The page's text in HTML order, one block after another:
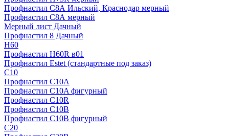
Профнастил С8А Ильский, Краснодар мерный
Профнастил С8А мерный
Мерный лист Дачный
Профнастил 8 Дачный
Н60
Профнастил H60R в01
Профнастил Estet (стандартные под заказ)
C10
Профнастил С10A
Профнастил С10A фигурный
Профнастил С10R
Профнастил С10В
Профнастил С10В фигурный
C20